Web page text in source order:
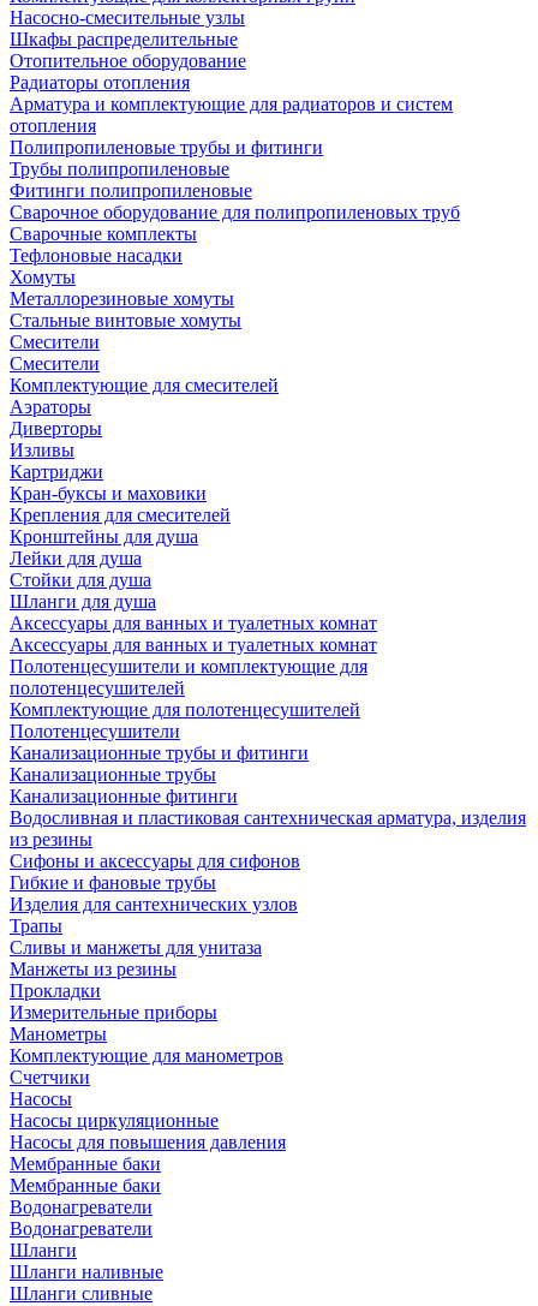
Насосно-смесительные узлы
Шкафы распределительные
Отопительное оборудование
Радиаторы отопления
Арматура и комплектующие для радиаторов и систем
отопления
Полипропиленовые трубы и фитинги
Трубы полипропиленовые
Фитинги полипропиленовые
Сварочное оборудование для полипропиленовых труб
Сварочные комплекты
Тефлоновые насадки
Хомуты
Металлорезиновые хомуты
Стальные винтовые хомуты
Смесители
Смесители
Комплектующие для смесителей
Аэраторы
Диверторы
Изливы
Картриджи
Кран-буксы и маховики
Крепления для смесителей
Кронштейны для душа
Лейки для душа
Стойки для душа
Шланги для душа
Аксессуары для ванных и туалетных комнат
Аксессуары для ванных и туалетных комнат
Полотенцесушители и комплектующие для
полотенцесушителей
Комплектующие для полотенцесушителей
Полотенцесушители
Канализационные трубы и фитинги
Канализационные трубы
Канализационные фитинги
Водосливная и пластиковая сантехническая арматура, изделия
из резины
Сифоны и аксессуары для сифонов
Гибкие и фановые трубы
Изделия для сантехнических узлов
Трапы
Сливы и манжеты для унитаза
Манжеты из резины
Прокладки
Измерительные приборы
Манометры
Комплектующие для манометров
Счетчики
Насосы
Насосы циркуляционные
Насосы для повышения давления
Мембранные баки
Мембранные баки
Водонагреватели
Водонагреватели
Шланги
Шланги наливные
Шланги сливные